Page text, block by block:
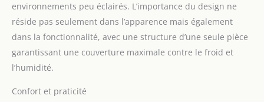
environnements peu éclairés. L’importance du design ne
réside pas seulement dans l’apparence mais également
dans la fonctionnalité, avec une structure d’une seule pièce
garantissant une couverture maximale contre le froid et
l’humidité.
Confort et praticité